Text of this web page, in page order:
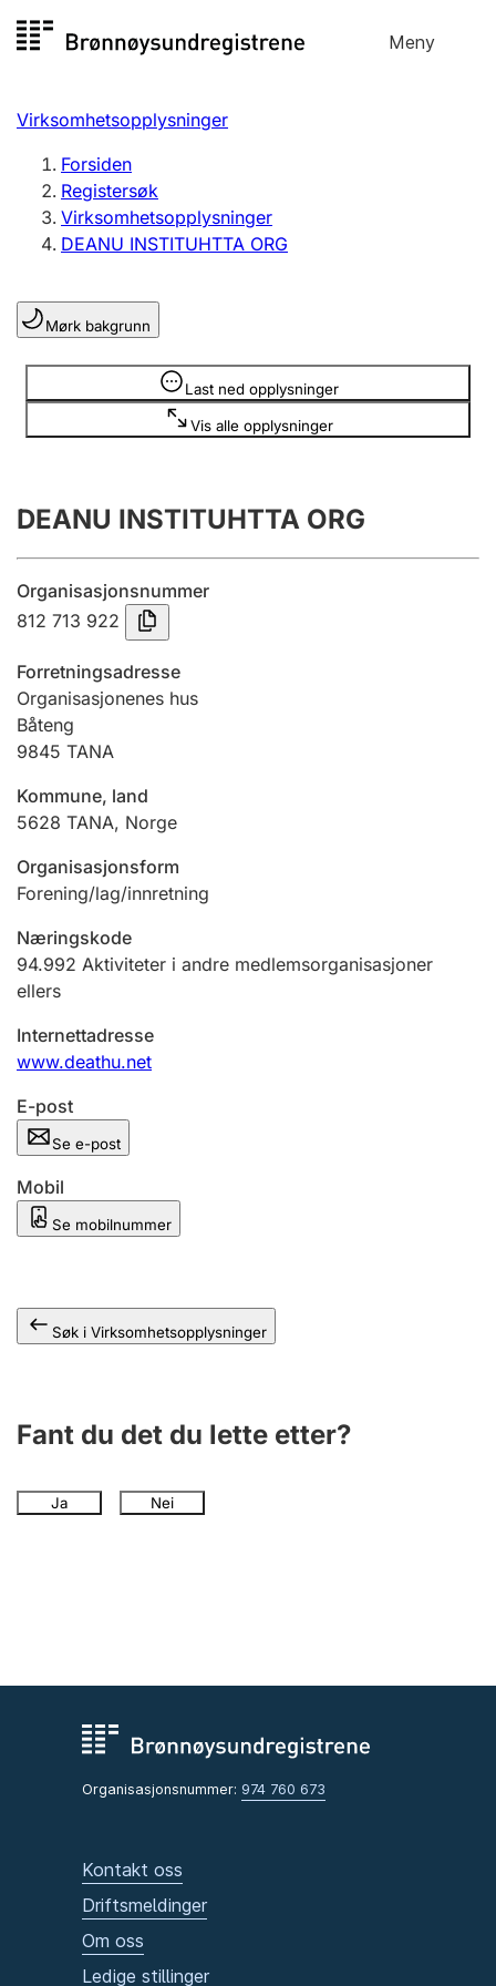
til
Meny
Registersøk
Aksjeselskap
Enkeltpersonforetak
Registrere, endre, slette
Lag og forening
Registrere, endre, slette
Årsregnskap
Innsending og forsinkelsesgebyr
Tinglysing
Jeger
Betaling og jegeravgiftskort
Ektepaktveileder
Virksomhetsopplysninger
Forsiden
Registersøk
Virksomhetsopplysninger
DEANU INSTITUHTTA ORG
Mørk bakgrunn
Last ned opplysninger
Vis alle opplysninger
Opplysninger er skjult
DEANU INSTITUHTTA ORG
Organisasjonsnummer
812 713 922
Forretningsadresse
Organisasjonenes hus
Båteng
9845 TANA
Kommune, land
5628 TANA, Norge
Organisasjonsform
Forening/lag/innretning
Næringskode
94.992 Aktiviteter i andre medlemsorganisasjoner
ellers
Internettadresse
www.deathu.net
E-post
Se e-post
Mobil
Se mobilnummer
Søk i Virksomhetsopplysninger
Fant du det du lette etter?
Ja Nei
Organisasjonsnummer: 974 760 673
Kontakt oss
Driftsmeldinger
Om oss
Ledige stillinger